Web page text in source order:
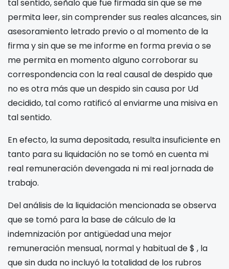
tal sentido, señalo que fue firmada sin que se me
permita leer, sin comprender sus reales alcances, sin
asesoramiento letrado previo o al momento de la
firma y sin que se me informe en forma previa o se
me permita en momento alguno corroborar su
correspondencia con la real causal de despido que
no es otra más que un despido sin causa por Ud
decidido, tal como ratificó al enviarme una misiva en
tal sentido.
En efecto, la suma depositada, resulta insuficiente en
tanto para su liquidación no se tomó en cuenta mi
real remuneración devengada ni mi real jornada de
trabajo.
Del análisis de la liquidación mencionada se observa
que se tomó para la base de cálculo de la
indemnización por antigüedad una mejor
remuneración mensual, normal y habitual de $ , la
que sin duda no incluyó la totalidad de los rubros